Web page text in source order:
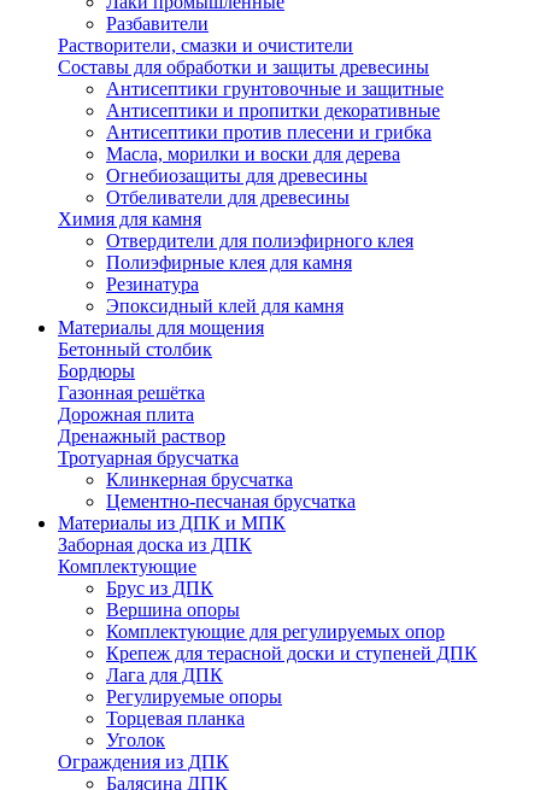
Разбавители
Растворители, смазки и очистители
Составы для обработки и защиты древесины
Антисептики грунтовочные и защитные
Антисептики и пропитки декоративные
Антисептики против плесени и грибка
Масла, морилки и воски для дерева
Огнебиозащиты для древесины
Отбеливатели для древесины
Химия для камня
Отвердители для полиэфирного клея
Полиэфирные клея для камня
Резинатура
Эпоксидный клей для камня
Материалы для мощения
Бетонный столбик
Бордюры
Газонная решётка
Дорожная плита
Дренажный раствор
Тротуарная брусчатка
Клинкерная брусчатка
Цементно-песчаная брусчатка
Материалы из ДПК и МПК
Заборная доска из ДПК
Комплектующие
Брус из ДПК
Вершина опоры
Комплектующие для регулируемых опор
Крепеж для терасной доски и ступеней ДПК
Лага для ДПК
Регулируемые опоры
Торцевая планка
Уголок
Ограждения из ДПК
Балясина ДПК